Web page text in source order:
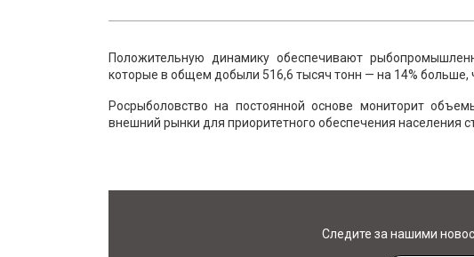
Положительную динамику обеспечивают
которые в общем добыли 516,6 тысяч тонн — на 14% больше,
Росрыболовство на постоянной основе мониторит
внешний рынки для приоритетного обеспечения населения
Следите за нашими